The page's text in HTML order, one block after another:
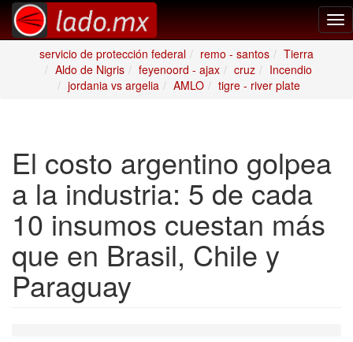
servicio de protección federal
remo - santos
Tierra
Aldo de Nigris
feyenoord - ajax cruz
Incendio
jordania vs argelia
AMLO tigre - river plate
El costo argentino golpea
a la industria: 5 de cada
10 insumos cuestan más
que en Brasil, Chile y
Paraguay